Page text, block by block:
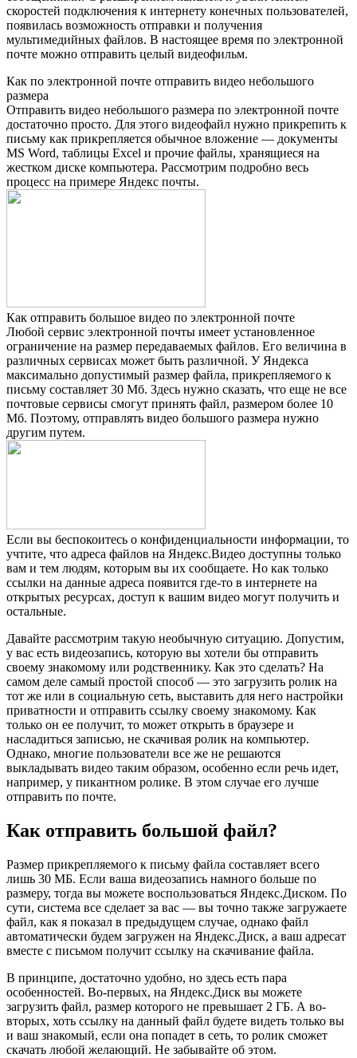
скоростей подключения к интернету конечных пользователей,
появилась возможность отправки и получения
мультимедийных файлов. В настоящее время по электронной
почте можно отправить целый видеофильм.
Как по электронной почте отправить видео небольшого
размера
Отправить видео небольшого размера по электронной почте
достаточно просто. Для этого видеофайл нужно прикрепить к
письму как прикрепляется обычное вложение — документы
MS Word, таблицы Excel и прочие файлы, хранящиеся на
жестком диске компьютера. Рассмотрим подробно весь
процесс на примере Яндекс почты.
Как отправить большое видео по электронной почте
Любой сервис электронной почты имеет установленное
ограничение на размер передаваемых файлов. Его величина в
различных сервисах может быть различной. У Яндекса
максимально допустимый размер файла, прикрепляемого к
письму составляет 30 Мб. Здесь нужно сказать, что еще не все
почтовые сервисы смогут принять файл, размером более 10
Мб. Поэтому, отправлять видео большого размера нужно
другим путем.
Если вы беспокоитесь о конфиденциальности информации, то
учтите, что адреса файлов на Яндекс.Видео доступны только
вам и тем людям, которым вы их сообщаете. Но как только
ссылки на данные адреса появится где-то в интернете на
открытых ресурсах, доступ к вашим видео могут получить и
остальные.
Давайте рассмотрим такую необычную ситуацию. Допустим,
у вас есть видеозапись, которую вы хотели бы отправить
своему знакомому или родственнику. Как это сделать? На
самом деле самый простой способ — это загрузить ролик на
тот же или в социальную сеть, выставить для него настройки
приватности и отправить ссылку своему знакомому. Как
только он ее получит, то может открыть в браузере и
насладиться записью, не скачивая ролик на компьютер.
Однако, многие пользователи все же не решаются
выкладывать видео таким образом, особенно если речь идет,
например, у пикантном ролике. В этом случае его лучше
отправить по почте.
Как отправить большой файл?
Размер прикрепляемого к письму файла составляет всего
лишь 30 МБ. Если ваша видеозапись намного больше по
размеру, тогда вы можете воспользоваться Яндекс.Диском. По
сути, система все сделает за вас — вы точно также загружаете
файл, как я показал в предыдущем случае, однако файл
автоматически будем загружен на Яндекс.Диск, а ваш адресат
вместе с письмом получит ссылку на скачивание файла.
В принципе, достаточно удобно, но здесь есть пара
особенностей. Во-первых, на Яндекс.Диск вы можете
загрузить файл, размер которого не превышает 2 ГБ. А во-
вторых, хоть ссылку на данный файл будете видеть только вы
и ваш знакомый, если она попадет в сеть, то ролик сможет
скачать любой желающий. Не забывайте об этом.